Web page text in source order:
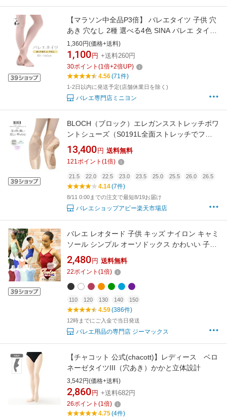
【マラソン中全品P3倍】 バレエタイツ 子供 穴
あき 穴なし 2種 選べる4色 SINA バレエ タイツ
1ヶ月保証 コンバーチブル フルトウ ヨーロピア
ンピンク ロイヤルピンク ホワイト ブラック ジ
ュニア 大人 キッズ 発表会 レッスン 練習用 丈
夫 シナ ミニヨン
1,360円(価格+送料)
1,100 円 +送料260円
30ポイント (1倍+2倍UP)
4.56(71件)
1-2日以内に発送予定(店舗休業日を除く)
バレエ専門店ミニヨン
BLOCH（ブロック）エレガンスストレッチポワ
ントシューズ（S0191L全面ストレッチでフィ
ット感抜群！美しい甲をキープ トウシューズ
ポワントシューズ バレエシューズ 衝撃吸収 ス
プリット インソール BLOCH ブロック【試着チ
ケット対象】
13,400 円 送料無料
121ポイント (1倍)
21.5 22.0 22.5 23.0 23.5 25.0 25.5 26.0 26.5
4.14(7件)
8/11 0:00までの注文で最短8/19お届け
バレエショップアビー楽天市場店
バレエ レオタード 子供 キッズ ナイロン キャミ
ソール シンプル オーソドックス かわいい 子供
用 子供サイズ 定番 人気 leotard cl1499 ( 体操
ダンス バレエレオタード ジュニア ダンス 体操
バレエ用品 新体操 zeemax )【送料無料｜即日
発送】
2,480 円 送料無料
22ポイント (1倍)
110 120 130 140 150
4.59(386件)
12時までにご入金で当日発送
バレエ用品の専門店 ジーマックス
【チャコット 公式(chacott)】レディース ベロ
ネーゼタイツIII（穴あき）かかと立体設計
3,542円(価格+送料)
2,860 円 +送料682円
26ポイント (1倍)
4.75(4件)